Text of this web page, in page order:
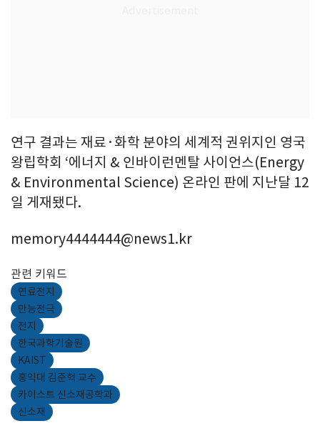
연구 결과는 재료·화학 분야의 세계적 권위지인 영국
왕립학회 ‘에너지 & 인바이런멘탈 사이언스(Energy
& Environmental Science) 온라인 판에 지난달 12
일 게재됐다.
memory4444444@news1.kr
관련 키워드
연료전지
만능전극
전지
한국과학기술원
KAIST
홍익대 김준혁 교수
카이스트 신소재공학과
신소재